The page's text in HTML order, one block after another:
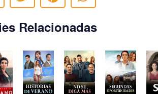
Relacionadas